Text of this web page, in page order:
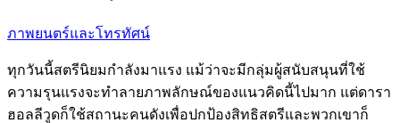
ภาพยนตร์และโทรทัศน์
ทุกวันนี้สตรีนิยมกำลังมาแรง แม้ว่าจะมีกลุ่มผู้สนับสนุนที่ใช้
ความรุนแรงจะทำลายภาพลักษณ์ของแนวคิดนี้ไปมาก แต่ดารา
ฮอลลีวูดก็ใช้สถานะคนดังเพื่อปกป้องสิทธิสตรีและพวกเขาก็